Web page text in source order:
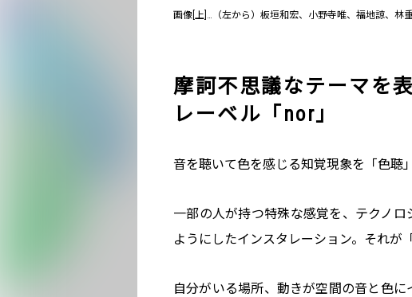
画像[上]…（左から）板垣和宏、小野寺唯、福地諒、林
摩訶不思議なテーマを
レーベル「nor」
音を聴いて色を感じる知覚現象を「色聴
一部の人が持つ特殊な感覚を、テクノ
ようにしたインスタレーション。それが「
自分がいる場所、動きが空間の音と色